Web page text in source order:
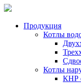
Продукция
Котлы
Котлы
КНР